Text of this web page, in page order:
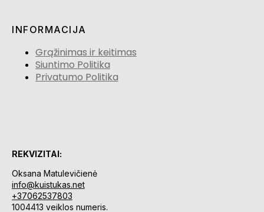
INFORMACIJA
Grąžinimas ir keitimas
Siuntimo Politika
Privatumo Politika
REKVIZITAI:
Oksana Matulevičienė
info@kuistukas.net
+37062537803
1004413 veiklos numeris.